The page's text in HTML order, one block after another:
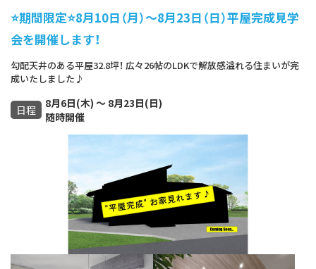
⭐期間限定⭐8月10日（月）～8月23日（日）平屋完成見学
会を開催します！
勾配天井のある平屋32.8坪！ 広々26帖のLDKで解放感溢れる住まいが完
成いたしました♪
日程
8月6日(木) ～ 8月23日(日)
随時開催